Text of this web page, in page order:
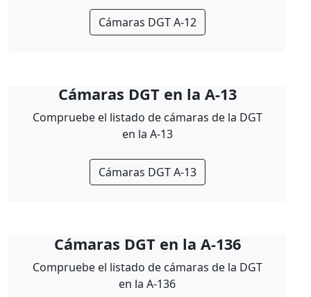
Cámaras DGT A-12
Cámaras DGT en la A-13
Compruebe el listado de cámaras de la DGT
en la A-13
Cámaras DGT A-13
Cámaras DGT en la A-136
Compruebe el listado de cámaras de la DGT
en la A-136